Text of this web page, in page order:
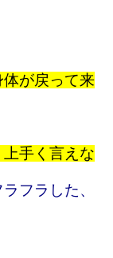
が戻って来
手く言えな
フラした、